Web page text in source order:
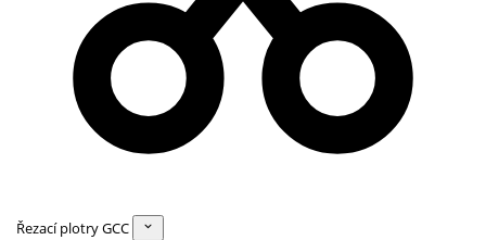
Řezací plotry GCC